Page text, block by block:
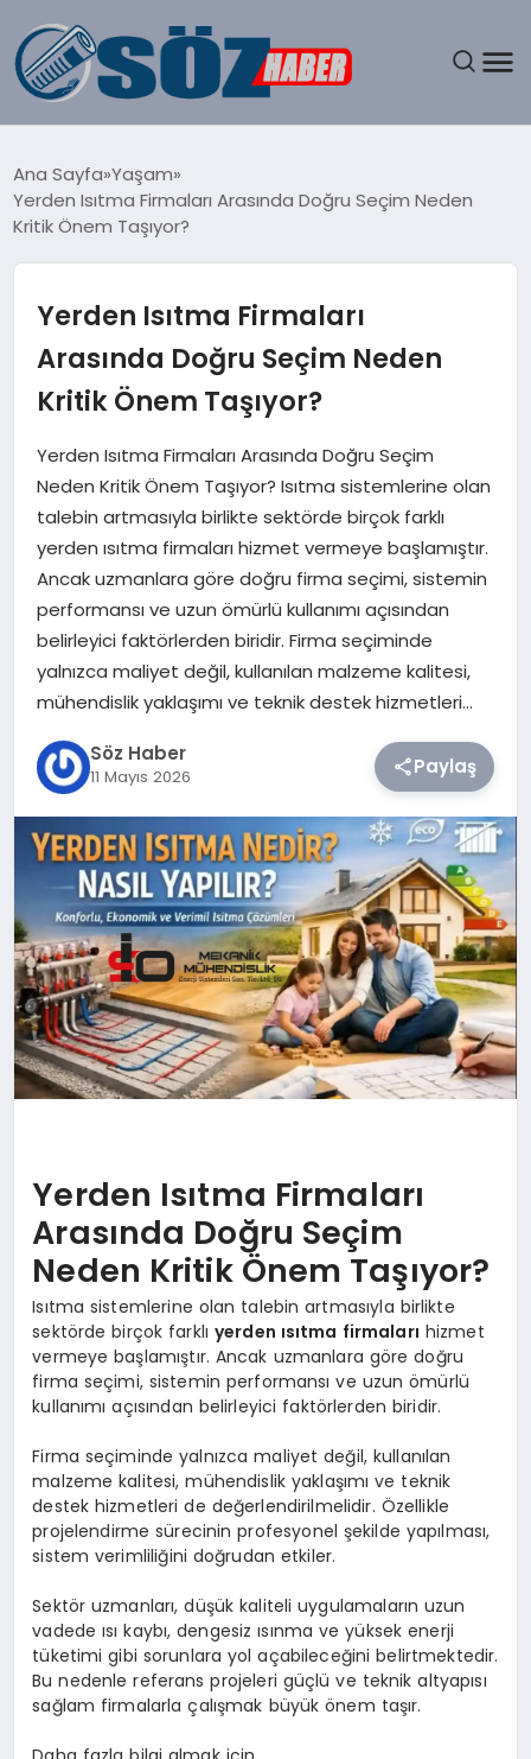
SPOR
EĞITIM
SAĞLIK
DÜNYA
TEKNOLOJI
SIYASET
YAŞAM
Ana Sayfa Yaşam
Yerden Isıtma Firmaları Arasında Doğru Seçim Neden
Kritik Önem Taşıyor?
Yerden Isıtma Firmaları
Arasında Doğru Seçim Neden
Kritik Önem Taşıyor?
Yerden Isıtma Firmaları Arasında Doğru Seçim
Neden Kritik Önem Taşıyor? Isıtma sistemlerine olan
talebin artmasıyla birlikte sektörde birçok farklı
yerden ısıtma firmaları hizmet vermeye başlamıştır.
Ancak uzmanlara göre doğru firma seçimi, sistemin
performansı ve uzun ömürlü kullanımı açısından
belirleyici faktörlerden biridir. Firma seçiminde
yalnızca maliyet değil, kullanılan malzeme kalitesi,
mühendislik yaklaşımı ve teknik destek hizmetleri…
Söz Haber
11 Mayıs 2026 Paylaş
Yerden Isıtma Firmaları
Arasında Doğru Seçim
Neden Kritik Önem Taşıyor?
Isıtma sistemlerine olan talebin artmasıyla birlikte
sektörde birçok farklı yerden ısıtma firmaları hizmet
vermeye başlamıştır. Ancak uzmanlara göre doğru
firma seçimi, sistemin performansı ve uzun ömürlü
kullanımı açısından belirleyici faktörlerden biridir.
Firma seçiminde yalnızca maliyet değil, kullanılan
malzeme kalitesi, mühendislik yaklaşımı ve teknik
destek hizmetleri de değerlendirilmelidir. Özellikle
projelendirme sürecinin profesyonel şekilde yapılması,
sistem verimliliğini doğrudan etkiler.
Sektör uzmanları, düşük kaliteli uygulamaların uzun
vadede ısı kaybı, dengesiz ısınma ve yüksek enerji
tüketimi gibi sorunlara yol açabileceğini belirtmektedir.
Bu nedenle referans projeleri güçlü ve teknik altyapısı
sağlam firmalarla çalışmak büyük önem taşır.